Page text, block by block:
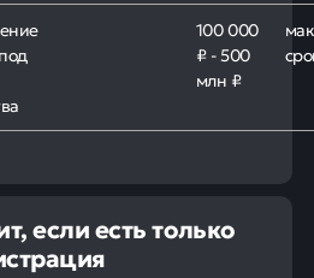
100 000
₽ - 500
млн ₽
если есть только